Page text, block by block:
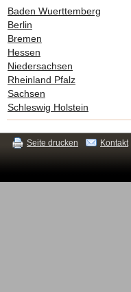
Baden Wuerttemberg
Berlin
Bremen
Hessen
Niedersachsen
Rheinland Pfalz
Sachsen
Schleswig Holstein
Seite drucken Kontakt